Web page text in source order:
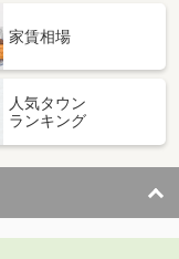
家賃相場
人気タウン
ランキング